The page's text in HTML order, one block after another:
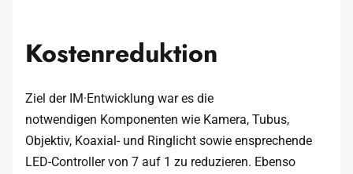
Kostenreduktion
Ziel der IM·Entwicklung war es die
notwendigen Komponenten wie Kamera, Tubus,
Objektiv, Koaxial- und Ringlicht sowie ensprechende
LED-Controller von 7 auf 1 zu reduzieren. Ebenso